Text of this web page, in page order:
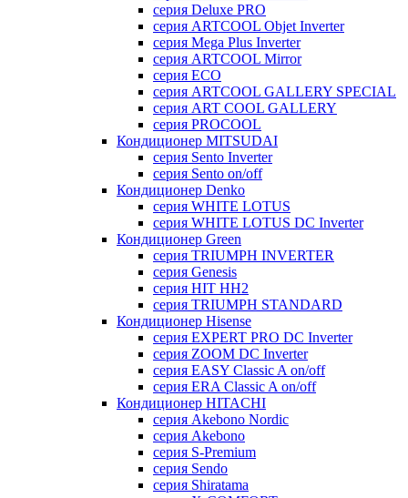
серия Deluxe PRO
серия ARTCOOL Objet Inverter
серия Mega Plus Inverter
серия ARTCOOL Mirror
серия ECO
серия ARTCOOL GALLERY SPECIAL
серия ART COOL GALLERY
серия PROCOOL
Кондиционер MITSUDAI
серия Sento Inverter
серия Sento on/off
Кондиционер Denko
серия WHITE LOTUS
серия WHITE LOTUS DC Inverter
Кондиционер Green
серия TRIUMPH INVERTER
серия Genesis
серия HIT HH2
серия TRIUMPH STANDARD
Кондиционер Hisense
серия EXPERT PRO DC Inverter
серия ZOOM DC Inverter
серия EASY Classic A on/off
серия ERA Classic A on/off
Кондиционер HITACHI
cерия Akebono Nordic
серия Akebono
серия S-Premium
серия Sendo
серия Shiratama